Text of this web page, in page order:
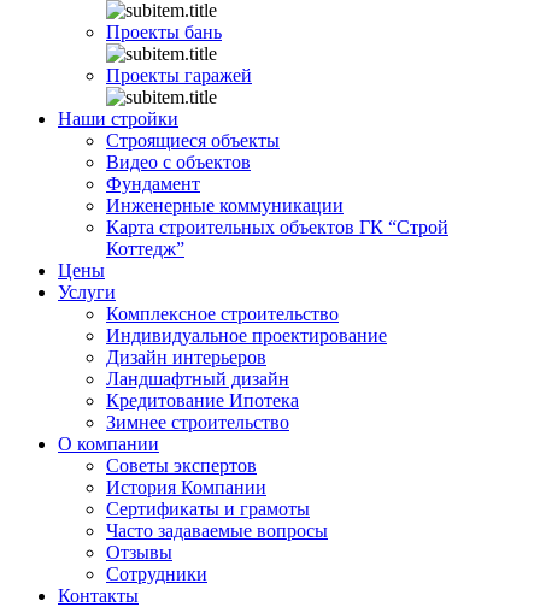
Проекты бань
Проекты гаражей
Наши стройки
Строящиеся объекты
Видео с объектов
Фундамент
Инженерные коммуникации
Карта строительных объектов ГК “Строй
Коттедж”
Цены
Услуги
Комплексное строительство
Индивидуальное проектирование
Дизайн интерьеров
Ландшафтный дизайн
Кредитование Ипотека
Зимнее строительство
О компании
Советы экспертов
История Компании
Сертификаты и грамоты
Часто задаваемые вопросы
Отзывы
Сотрудники
Контакты